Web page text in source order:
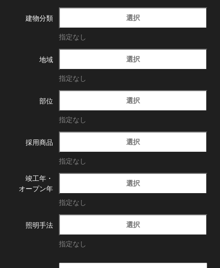
建物分類 選択
指定なし
地域 選択
指定なし
部位 選択
指定なし
採用商品 選択
指定なし
竣工年・
オープン年
選択
指定なし
照明手法 選択
指定なし